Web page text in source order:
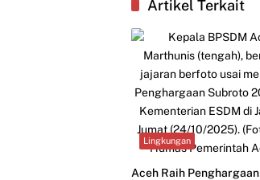
Artikel Terkait
Lingkungan
Aceh Raih Penghargaan